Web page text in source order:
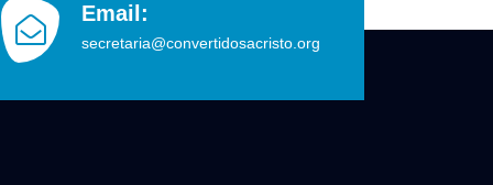
Email:
secretaria@convertidosacristo.org